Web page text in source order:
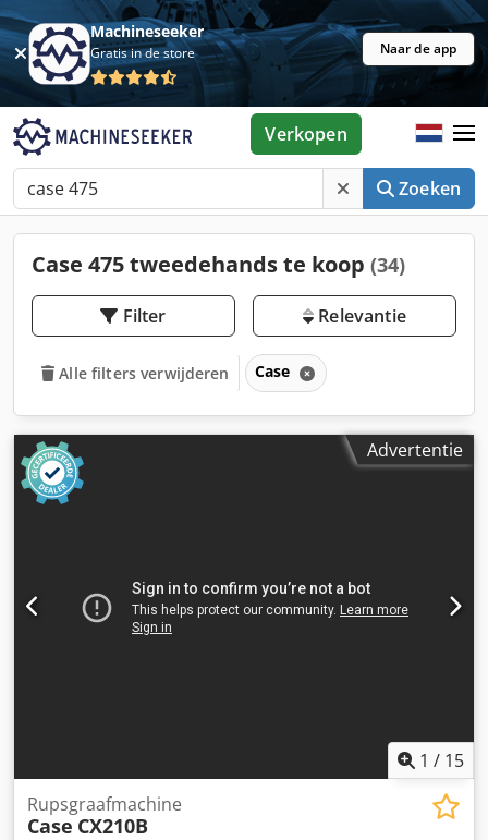
Machineseeker
Gratis in de store Naar de app
Zoeken
Verkopen
Case 475 tweedehands te koop (34)
Filter Relevantie
Alle filters verwijderen Case
Advertentie
1 / 15
Rupsgraafmachine
Case CX210B